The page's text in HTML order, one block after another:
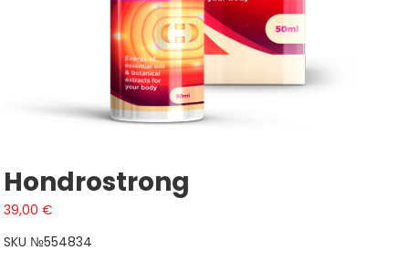
Hondrostrong
39,00€
SKU №554834